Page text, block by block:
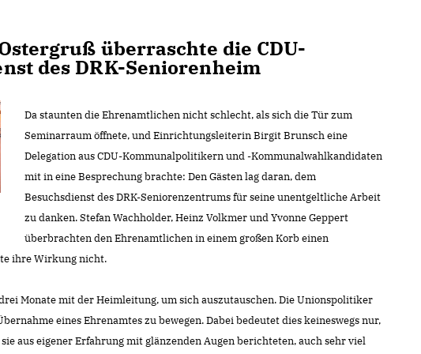
überraschte die CDU-
des DRK-Seniorenheim
Da staunten die Ehrenamtlichen nicht schlecht, als sich die Tür zum
Seminarraum öffnete, und Einrichtungsleiterin Birgit Brunsch eine
Delegation aus CDU-Kommunalpolitikern und -Kommunalwahlkandidaten
mit in eine Besprechung brachte: Den Gästen lag daran, dem
Besuchsdienst des DRK-Seniorenzentrums für seine unentgeltliche Arbeit
zu danken. Stefan Wachholder, Heinz Volkmer und Yvonne Geppert
überbrachten den Ehrenamtlichen in einem großen Korb einen
ihre Wirkung nicht.
Monate mit der Heimleitung, um sich auszutauschen. Die Unionspolitiker
eines Ehrenamtes zu bewegen. Dabei bedeutet dies keineswegs nur,
aus eigener Erfahrung mit glänzenden Augen berichteten, auch sehr viel